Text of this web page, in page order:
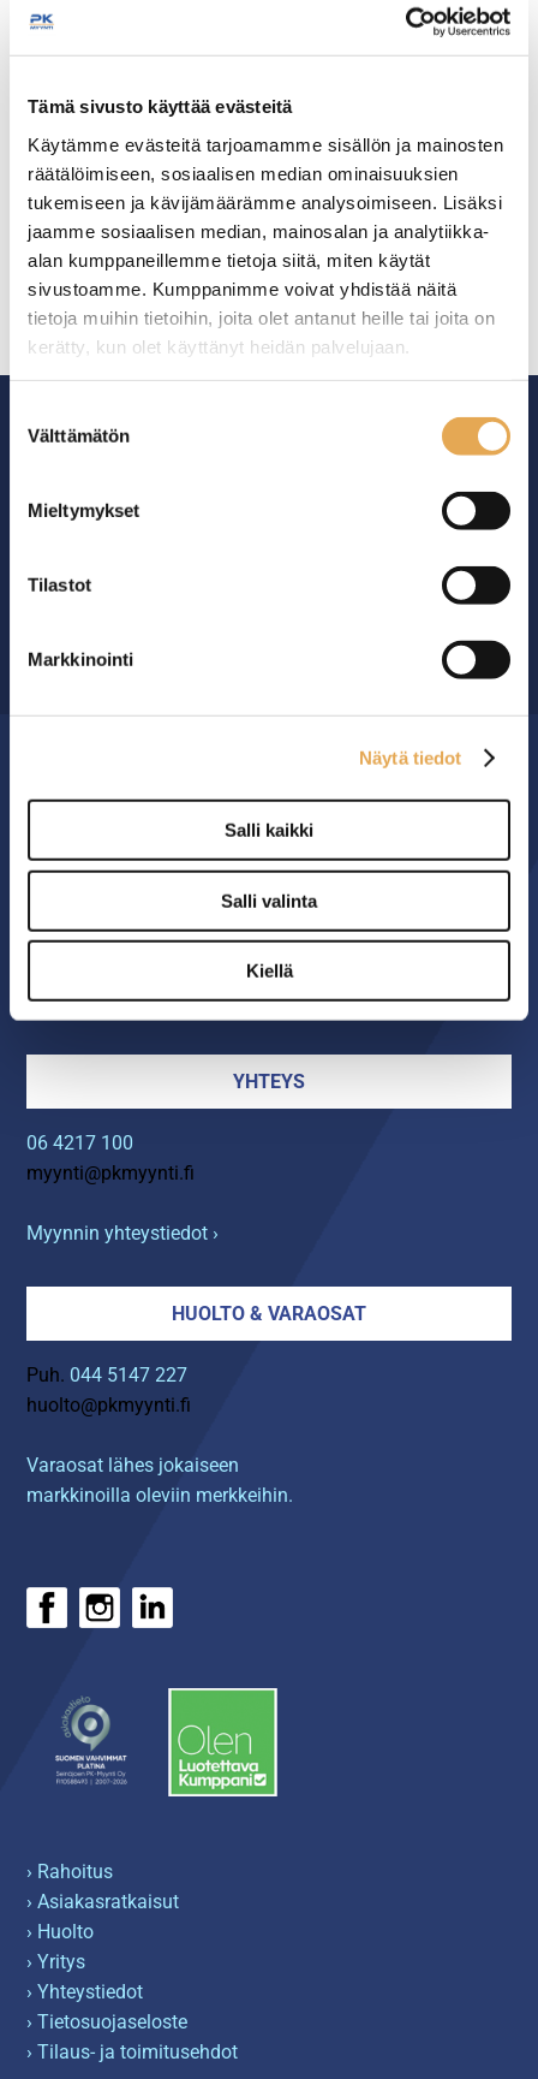
Tämä sivusto käyttää evästeitä
Käytämme evästeitä tarjoamamme sisällön ja mainosten
räätälöimiseen, sosiaalisen median ominaisuuksien
tukemiseen ja kävijämäärämme analysoimiseen. Lisäksi
jaamme sosiaalisen median, mainosalan ja analytiikka-
alan kumppaneillemme tietoja siitä, miten käytät
sivustoamme. Kumppanimme voivat yhdistää näitä
tietoja muihin tietoihin, joita olet antanut heille tai joita on
kerätty, kun olet käyttänyt heidän palvelujaan.
valinta
Välttämätön
Mieltymykset
Tilastot
Markkinointi
Näytä tiedot
Salli kaikki
Salli valinta
Kiellä
Teräskattilat ja paistinpannut
Ammattikeittiöiden asialla.
29 vuoden kokemuksella ympäri Suomen
Seinäjoen PK-Myynti Oy
Rengastie 32
arkisin klo 8.00-16.00
YHTEYS
06 4217 100
myynti@pkmyynti.fi
Myynnin yhteystiedot ›
HUOLTO & VARAOSAT
Puh. 044 5147 227
huolto@pkmyynti.fi
Varaosat lähes jokaiseen
markkinoilla oleviin merkkeihin.
› Rahoitus
› Asiakasratkaisut
› Huolto
› Yritys
› Yhteystiedot
› Tietosuojaseloste
› Tilaus- ja toimitusehdot